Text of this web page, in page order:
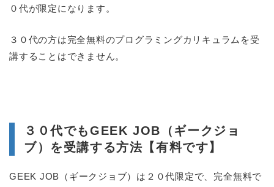
０代が限定になります。
３０代の方は完全無料のプログラミングカリキュラムを受
講することはできません。
３０代でもGEEK JOB（ギークジョ
ブ）を受講する方法【有料です】
GEEK JOB（ギークジョブ）は２０代限定で、完全無料で